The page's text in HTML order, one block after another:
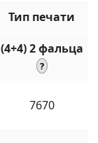
Тип печати
(4+4) 2 фальца
7670